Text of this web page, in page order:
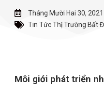
Tháng Mười Hai 30, 2021
Tin Tức Thị Trường Bất
Môi giới phát triển